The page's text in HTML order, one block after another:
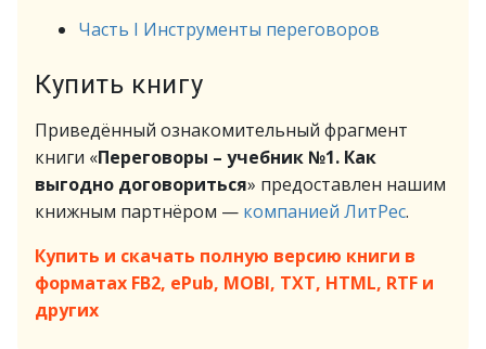
Часть I Инструменты переговоров
Купить книгу
Приведённый ознакомительный фрагмент
книги «Переговоры – учебник №1. Как
выгодно договориться» предоставлен нашим
книжным партнёром — компанией ЛитРес.
Купить и скачать полную версию книги в
форматах FB2, ePub, MOBI, TXT, HTML, RTF и
других